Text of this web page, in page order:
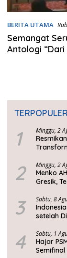
BERITA UTAMA
Semangat
Antologi “Dari
TERPOPULER
1 Minggu, 2
2 Minggu, 2
Menko
Gresik,
3 Sabtu, 8
setelah
4 Sabtu, 1
Hajar
Semifinal